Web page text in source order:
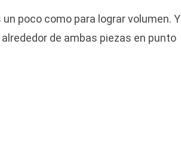
poco como para lograr volumen. Y
de ambas piezas en punto